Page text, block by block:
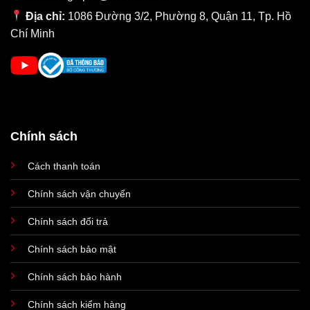
độ f/1.5, hỗ trợ chống rung dịch chuyển cảm biến. Tiếp đến là
ống kính góc siêu rộng 12MP, khẩu độ f/1.8, thu được nhiều ánh
sáng giúp cải thiện ảnh chụp trong điều kiện ánh sáng không lí
tưởng.
Cuối cùng là ng kính tele 12MP có tiêu cự 77mm, hỗ trợ zoom
quang học 3x. Bên canh đó, gã khổng lồ còn bổ sung thêm
nhiều công nghệ giúp quá trình chụp ảnh chuyên nghiệp hơn,
Địa chỉ: 1086 Đường 3/2, Phường 8, Quận 11, Tp. Hồ
Chí Minh
Chính sách
Cách thanh toán
Chính sách vận chuyển
Chính sách đổi trả
Chính sách bảo mật
Chính sách bảo hành
Chính sách kiểm hàng